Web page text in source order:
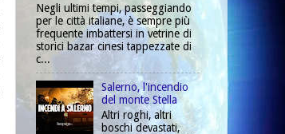
Negli ultimi tempi, passeggiando
per le città italiane, è sempre più
frequente imbattersi in vetrine di
storici bazar cinesi tappezzate di
c...
Salerno, l'incendio
del monte Stella
Altri roghi, altri
boschi devastati,